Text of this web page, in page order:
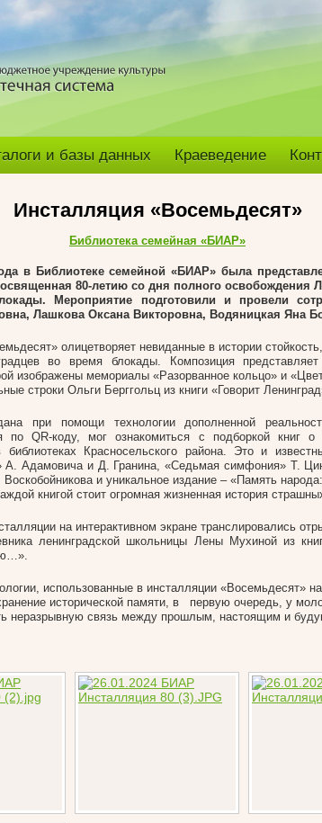
и базы данных Краеведение
Инсталляция «Восемьдесят»
Библиотека семейная «БИАР»
в Библиотеке семейной «БИАР» была
80-летию со дня полного освобождения
Мероприятие подготовили и провели
Лашкова Оксана Викторовна, Водяницкая Яна
олицетворяет невиданные в истории
во время блокады. Композиция
изображены мемориалы «Разорванное кольцо» и
строки Ольги Берггольц из книги «Говорит
при помощи технологии дополненной
по QR-коду, мог ознакомиться с подборкой книг о
библиотеках Красносельского района. Это и
А. Адамовича и Д. Гранина, «Седьмая симфония» Т.
и уникальное издание – «Память народа:
книгой стоит огромная жизненная история
на интерактивном экране транслировались
ленинградской школьницы Лены Мухиной из
использованные в инсталляции «Восемьдесят»
исторической памяти, в первую очередь, у
неразрывную связь между прошлым, настоящим и